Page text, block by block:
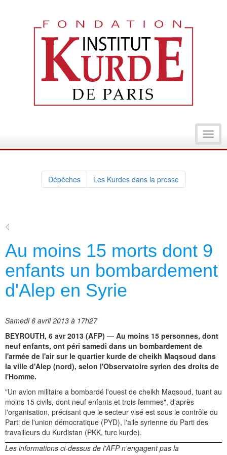
Dépêches Les Kurdes dans la presse
Au moins 15 morts dont 9
enfants un bombardement
d'Alep en Syrie
Samedi 6 avril 2013 à 17h27
BEYROUTH, 6 avr 2013 (AFP) — Au moins 15 personnes, dont
neuf enfants, ont péri samedi dans un bombardement de
l'armée de l'air sur le quartier kurde de cheikh Maqsoud dans
la ville d'Alep (nord), selon l'Observatoire syrien des droits de
l'Homme.
"Un avion militaire a bombardé l'ouest de cheikh Maqsoud, tuant au
moins 15 civils, dont neuf enfants et trois femmes", d'après
l'organisation, précisant que le secteur visé est sous le contrôle du
Parti de l'union démocratique (PYD), l'aile syrienne du Parti des
travailleurs du Kurdistan (PKK, turc kurde).
Les informations ci-dessus de l'AFP n'engagent pas la